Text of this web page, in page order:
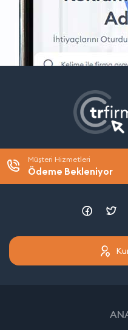
Müşteri Hizmetleri
Ödeme Bekleniyor